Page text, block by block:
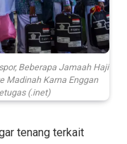
Beberapa Jamaah Haji
Madinah Karna Enggan
(.inet)
tenang terkait